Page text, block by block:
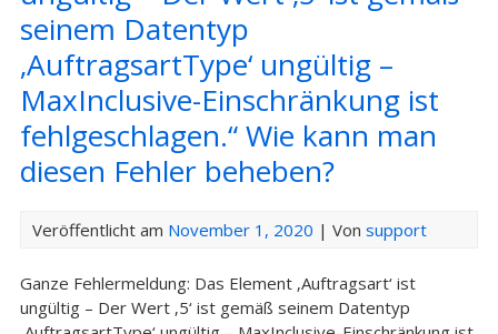
seinem Datentyp
‚AuftragsartType‘ ungültig –
MaxInclusive-Einschränkung ist
fehlgeschlagen.“ Wie kann man
diesen Fehler beheben?
Veröffentlicht am November 1, 2020 | Von support
Ganze Fehlermeldung: Das Element ‚Auftragsart‘ ist
ungültig – Der Wert ‚5‘ ist gemäß seinem Datentyp